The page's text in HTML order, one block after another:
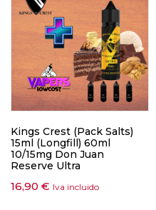
Kings Crest (Pack Salts)
15ml (Longfill) 60ml
10/15mg Don Juan
Reserve Ultra
16,90 € Iva incluido